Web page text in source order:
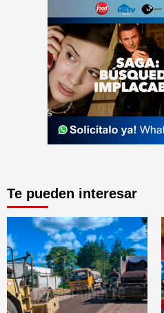
Te pueden interesar